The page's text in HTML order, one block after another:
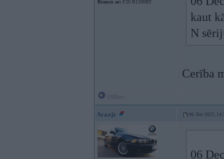
Braucu ar: F20 R1200RT
kaut
N
Cerība
Araajz 06. Dec 2022,
06